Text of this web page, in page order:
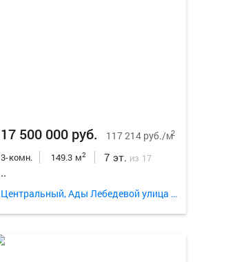
17 500 000 руб. 117 214 руб./м2
3-комн. 149.3 м2 7 эт. из 17
..
Центральный, Ады Лебедевой улица 64